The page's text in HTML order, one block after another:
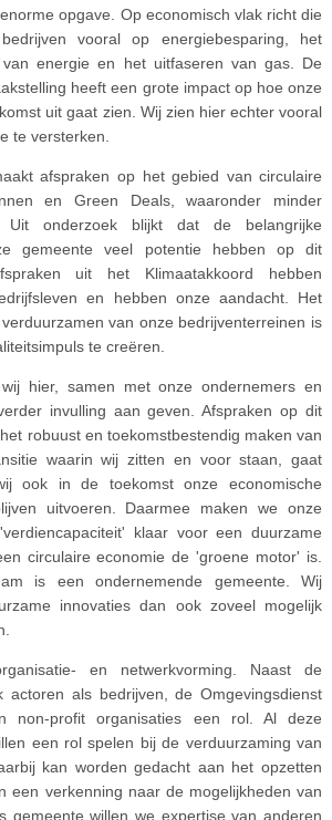
opgave. Op economisch vlak richt die
vooral op energiebesparing, het
van energie en het uitfaseren van gas. De
heeft een grote impact op hoe onze
uit gaat zien. Wij zien hier echter vooral
te versterken.
afspraken op het gebied van circulaire
en Green Deals, waaronder minder
Uit onderzoek blijkt dat de belangrijke
gemeente veel potentie hebben op dit
uit het Klimaatakkoord hebben
en hebben onze aandacht. Het
van onze bedrijventerreinen is
te creëren.
hier, samen met onze ondernemers en
invulling aan geven. Afspraken op dit
robuust en toekomstbestendig maken van
waarin wij zitten en voor staan, gaat
ook in de toekomst onze economische
uitvoeren. Daarmee maken we onze
klaar voor een duurzame
circulaire economie de 'groene motor' is.
is een ondernemende gemeente. Wij
innovaties dan ook zoveel mogelijk
en netwerkvorming. Naast de
actoren als bedrijven, de Omgevingsdienst
non-profit organisaties een rol. Al deze
een rol spelen bij de verduurzaming van
kan worden gedacht aan het opzetten
een verkenning naar de mogelijkheden van
gemeente willen we expertise van anderen